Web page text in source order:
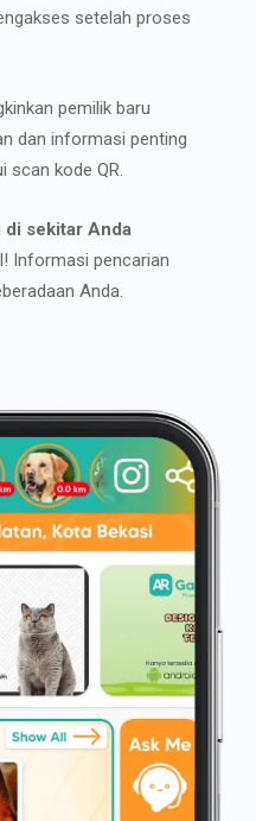
setelah proses
pemilik baru
dan informasi penting
scan kode QR.
di sekitar Anda
Informasi pencarian
Anda.